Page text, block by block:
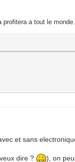
a tout le monde.
et sans
dire ?
), on